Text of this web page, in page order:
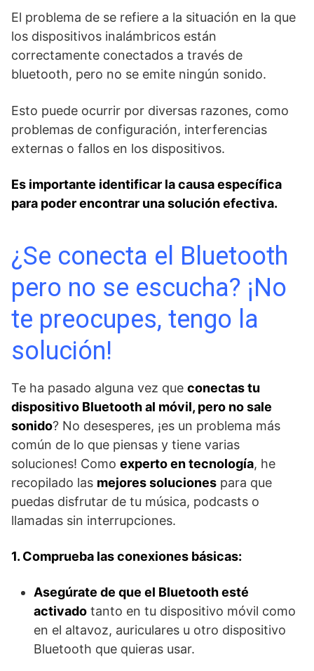
El problema de se ​refiere a la situación en la que
los dispositivos inalámbricos están
correctamente conectados⁢ a través de ​
bluetooth, pero⁤ no se emite ningún⁢ sonido.
Esto puede ocurrir⁣ por diversas razones, como
problemas de configuración, interferencias
externas o fallos ⁢en los dispositivos.
Es ‌importante identificar la causa específica
para poder encontrar una solución⁢ efectiva.
¿Se conecta el Bluetooth
pero no se escucha? ¡No
te preocupes, tengo la
solución!
Te ha pasado alguna vez que conectas tu
dispositivo Bluetooth al móvil, pero no sale
sonido? No desesperes, ¡es un problema más
común de lo que piensas y tiene varias
soluciones! Como experto en tecnología, he
recopilado las mejores soluciones para que
puedas disfrutar de tu música, podcasts o
llamadas sin interrupciones.
1. Comprueba las conexiones básicas:
Asegúrate de que el Bluetooth esté
activado tanto en tu dispositivo móvil como
en el altavoz, auriculares u otro dispositivo
Bluetooth que quieras usar.